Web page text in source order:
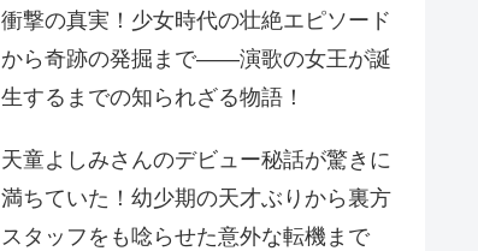
衝撃の真実！少女時代の壮絶エピソード
から奇跡の発掘まで——演歌の女王が誕
生するまでの知られざる物語！
天童よしみさんのデビュー秘話が驚きに
満ちていた！幼少期の天才ぶりから裏方
スタッフをも唸らせた意外な転機まで